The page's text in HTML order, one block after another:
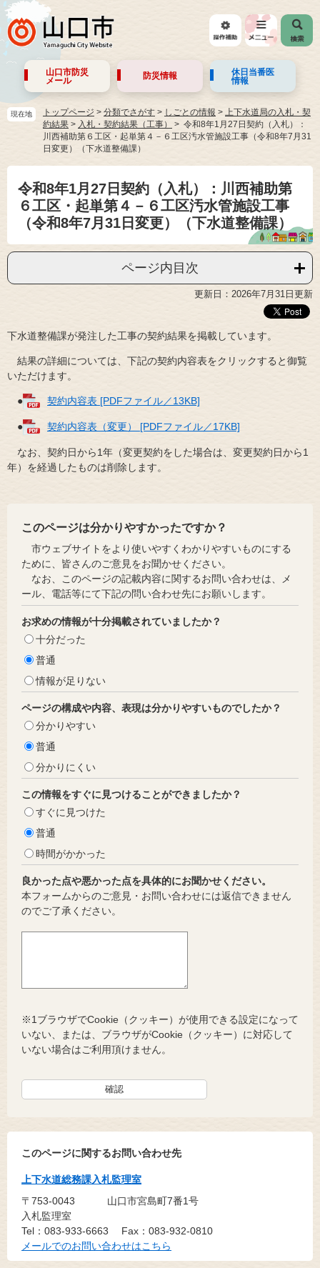
山口市防災
メール
防災情報
休日当番医
情報
現在地 トップページ > 分類でさがす > しごとの情報 >
上下水道局の入札・契
約結果 > 入札・契約結果（工事）
令和8年1月27日契約（入札）：
川西補助第６工区・起単第４－６工区汚水管施設工事（令和8年7月31
日変更）（下水道整備課）
令和8年1月27日契約（入札）：川西補助第
６工区・起単第４－６工区汚水管施設工事
（令和8年7月31日変更）（下水道整備課）
ページ内目次
更新日：2026年7月31日更新
下水道整備課が発注した工事の契約結果を掲載しています。
結果の詳細については、下記の契約内容表をクリックすると御覧
いただけます。
● 契約内容表 [PDFファイル／13KB]
● 契約内容表（変更） [PDFファイル／17KB]
なお、契約日から1年（変更契約をした場合は、変更契約日から1
年）を経過したものは削除します。
このページは分かりやすかったですか？
市ウェブサイトをより使いやすくわかりやすいものにする
ために、皆さんのご意見をお聞かせください。
なお、このページの記載内容に関するお問い合わせは、メ
ール、電話等にて下記の問い合わせ先にお願いします。
お求めの情報が十分掲載されていましたか？
十分だった
普通
情報が足りない
ページの構成や内容、表現は分かりやすいものでしたか？
分かりやすい
普通
分かりにくい
この情報をすぐに見つけることができましたか？
すぐに見つけた
普通
時間がかかった
良かった点や悪かった点を具体的にお聞かせください。
本フォームからのご意見・お問い合わせには返信できません
のでご了承ください。
※1ブラウザでCookie（クッキー）が使用できる設定になって
いない、または、ブラウザがCookie（クッキー）に対応して
いない場合はご利用頂けません。
このページに関するお問い合わせ先
上下水道総務課入札監理室
〒753-0043
山口市宮島町7番1号
入札監理室
Tel：083-933-6663
Fax：083-932-0810
メールでのお問い合わせはこちら